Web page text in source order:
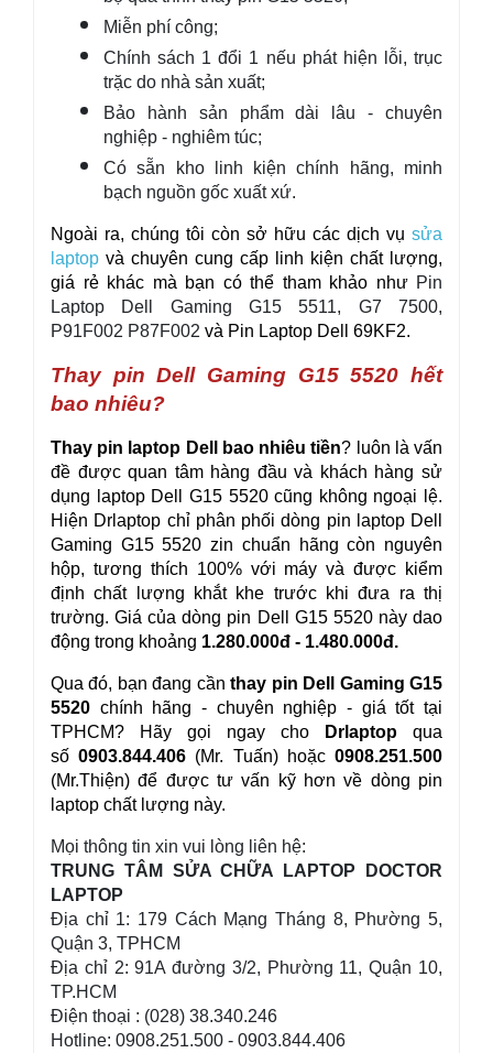
Miễn phí công;
Chính sách 1 đổi 1 nếu phát hiện lỗi, trục
trặc do nhà sản xuất;
Bảo hành sản phẩm dài lâu - chuyên
nghiệp - nghiêm túc;
Có sẵn kho linh kiện chính hãng, minh
bạch nguồn gốc xuất xứ.
Ngoài ra, chúng tôi còn sở hữu các dịch vụ sửa
laptop và chuyên cung cấp linh kiện chất lượng,
giá rẻ khác mà bạn có thể tham khảo như Pin
Laptop Dell Gaming G15 5511, G7 7500,
P91F002 P87F002 và Pin Laptop Dell 69KF2.
Thay pin Dell Gaming G15 5520 hết
bao nhiêu?
Thay pin laptop Dell bao nhiêu tiền? luôn là vấn
đề được quan tâm hàng đầu và khách hàng sử
dụng laptop Dell G15 5520 cũng không ngoại lệ.
Hiện Drlaptop chỉ phân phối dòng pin laptop Dell
Gaming G15 5520 zin chuẩn hãng còn nguyên
hộp, tương thích 100% với máy và được kiểm
định chất lượng khắt khe trước khi đưa ra thị
trường. Giá của dòng pin Dell G15 5520 này dao
động trong khoảng 1.280.000đ - 1.480.000đ.
Qua đó, bạn đang cầnthay pin Dell Gaming G15
5520 chính hãng - chuyên nghiệp - giá tốt tại
TPHCM? Hãy gọi ngay cho
Drlaptop qua
số0903.844.406 (Mr. Tuấn) hoặc0908.251.500
(Mr.Thiện) để được tư vấn kỹ hơn về dòng pin
laptop chất lượng này.
Mọi thông tin xin vui lòng liên hệ:
TRUNG TÂM SỬA CHỮA LAPTOP DOCTOR
LAPTOP
Địa chỉ 1: 179 Cách Mạng Tháng 8, Phường 5,
Quận 3, TPHCM
Địa chỉ 2: 91A đường 3/2, Phường 11, Quận 10,
TP.HCM
Điện thoại : (028) 38.340.246
Hotline: 0908.251.500 - 0903.844.406